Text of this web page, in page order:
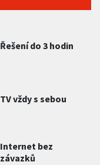
Řešení do 3 hodin
TV vždy s sebou
Internet bez
závazků